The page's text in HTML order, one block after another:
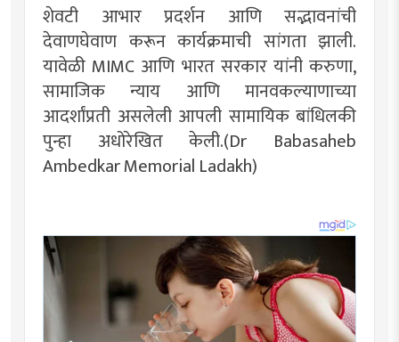
शेवटी आभार प्रदर्शन आणि सद्भावनांची
देवाणघेवाण करून कार्यक्रमाची सांगता झाली.
यावेळी MIMC आणि भारत सरकार यांनी करुणा,
सामाजिक न्याय आणि मानवकल्याणाच्या
आदर्शांप्रती असलेली आपली सामायिक बांधिलकी
पुन्हा अधोरेखित केली.(Dr Babasaheb
Ambedkar Memorial Ladakh)